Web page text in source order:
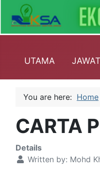
UTAMA
You are here: Home
CARTA
Details
Written by: Mohd